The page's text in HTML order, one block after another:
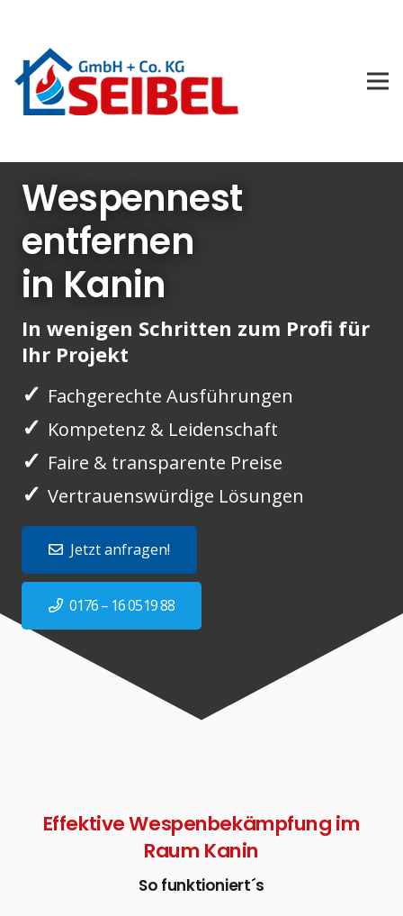
Wespennest
entfernen
in Kanin
In wenigen Schritten zum Profi für
Ihr Projekt
✓ Fachgerechte Ausführungen
✓ Kompetenz & Leidenschaft
✓ Faire & transparente Preise
✓ Vertrauenswürdige Lösungen
Jetzt anfragen!
0176 – 16 0519 88
Effektive Wespenbekämpfung im
Raum Kanin
So funktioniert´s